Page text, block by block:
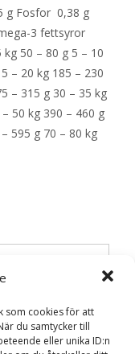
som cookies för att
du samtycker till
eller unika ID:n
g Fosfor 0,38 g
3 fettsyror
50 – 80 g 5 – 10
– 20 kg 185 – 230
– 315 g 30 – 35 kg
50 kg 390 – 460 g
595 g 70 – 80 kg